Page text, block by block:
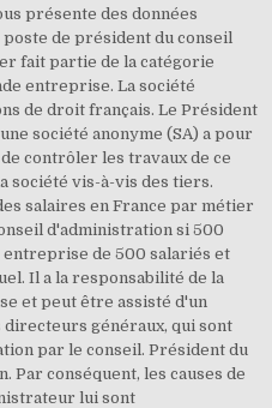
présente des données
de président du conseil
fait partie de la catégorie
entreprise. La société
de droit français. Le Président
société anonyme (SA) a pour
contrôler les travaux de ce
société vis-à-vis des tiers.
salaires en France par métier
d'administration si 500
entreprise de 500 salariés et
Il a la responsabilité de la
et peut être assisté d'un
généraux, qui sont
par le conseil. Président du
Par conséquent, les causes de
lui sont